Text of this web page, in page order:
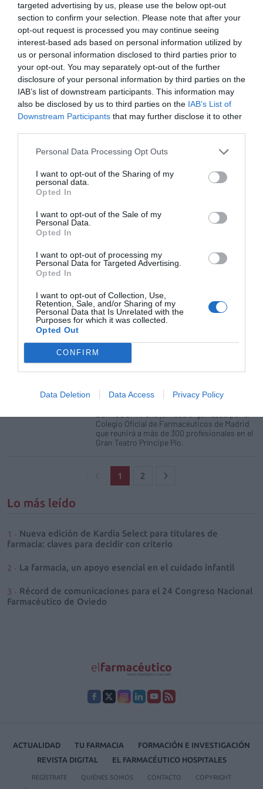
targeted advertising by us, please use the below opt-out
section to confirm your selection. Please note that after your
opt-out request is processed you may continue seeing
interest-based ads based on personal information utilized by
us or personal information disclosed to third parties prior to
your opt-out. You may separately opt-out of the further
disclosure of your personal information by third parties on the
IAB’s list of downstream participants. This information may
also be disclosed by us to third parties on the IAB’s List of
Downstream Participants that may further disclose it to other
Personal Data Processing Opt Outs
I want to opt-out of the Sharing of my
personal data.
Opted In
I want to opt-out of the Sale of my
Personal Data.
Opted In
I want to opt-out of processing my
Personal Data for Targeted Advertising.
Opted In
I want to opt-out of Collection, Use,
Retention, Sale, and/or Sharing of my
Personal Data that Is Unrelated with the
Purposes for which it was collected.
Opted Out
CONFIRM
Data Deletion Data Access Privacy Policy
perfectamente lo que hay que
hacer»
Entrevistas Redacción 23/03/2022
La segunda edición de DermoCOFM
superó los 400 asistentes
Noticias y novedades
Redacción
22/05/2019
Médicos y especialistas en la piel, más de
Príncipe Pío que acogió la II Edición de
DermoCOFM.
DermoCOFM abre su pasarela a la
Redacción
formación en el cuidado especializado de la
piel en el Gran Teatro Príncipe Pío de Madrid,
DermoCOFM promoverá el cuidado
profesional y especializado de la
Noticias y novedades
30/04/2019
laboratorios del sector se darán cita el
Colegio Oficial de Farmacéuticos de Madrid
que reunirá a más de 300 profesionales en el
Gran Teatro Príncipe Pío.
1 2
Lo más leído
Nueva edición de Kardia Select para titulares de
farmacia: claves para decidir con criterio
La farmacia, un apoyo esencial en el cuidado infantil
Récord de comunicaciones para el 24 Congreso Nacional
Farmacéutico de Oviedo
ACTUALIDAD TU FARMACIA
FORMACIÓN E INVESTIGACIÓN
REVISTA DIGITAL
EL FARMACÉUTICO HOSPITALES
REGÍSTRATE QUIÉNES SOMOS CONTACTO COPYRIGHT